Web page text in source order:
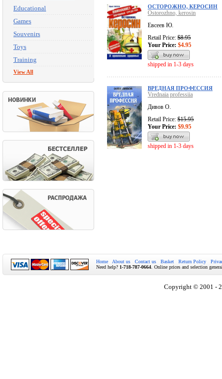
Educational
Games
Souvenirs
Toys
Training
View All
ОСТОРОЖНО, КЕРОСИН
Ostorozhno, kerosin
Евсеев Ю.
Retail Price: $8.95
Your Price: $4.95
shipped in 1-3 days
ВРЕДНАЯ ПРОФЕССИЯ
Vrednaia professiia
Дивов О.
Retail Price: $15.95
Your Price: $9.95
shipped in 1-3 days
Home About us Contact us Basket Return Policy
Need help? 1-718-787-0664 . Online prices and selection
Copyright © 2001 -